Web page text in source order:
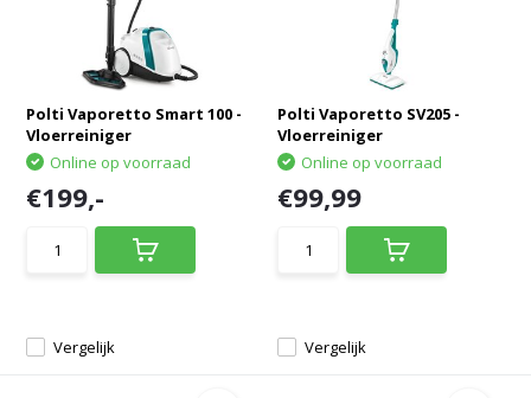
Polti Vaporetto Smart 100 -
Vloerreiniger
Vergelijk
Online op voorraad
€199,-
Polti Vaporetto SV205 -
Vloerreiniger
Vergelijk
Online op voorraad
€99,99